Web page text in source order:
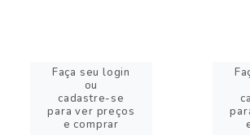
Faça seu login
ou
cadastre-se
para ver preços
e comprar